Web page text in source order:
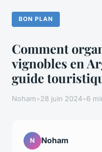
BON PLAN
Comment
vignobles en
guide
Noham•28 juin 2024•6
N Noham